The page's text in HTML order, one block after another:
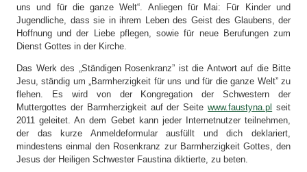
uns und für die ganze Welt“. Anliegen für Mai: Für Kinder und
Jugendliche, dass sie in ihrem Leben des Geist des Glaubens, der
Hoffnung und der Liebe pflegen, sowie für neue Berufungen zum
Dienst Gottes in der Kirche.
Das Werk des „Ständigen Rosenkranz” ist die Antwort auf die Bitte
Jesu, ständig um „Barmherzigkeit für uns und für die ganze Welt” zu
flehen. Es wird von der Kongregation der Schwestern der
Muttergottes der Barmherzigkeit auf der Seitewww.faustyna.pl seit
2011 geleitet. An dem Gebet kann jeder Internetnutzer teilnehmen,
der das kurze Anmeldeformular ausfüllt und dich deklariert,
mindestens einmal den Rosenkranz zur Barmherzigkeit Gottes, den
Jesus der Heiligen Schwester Faustina diktierte, zu beten.